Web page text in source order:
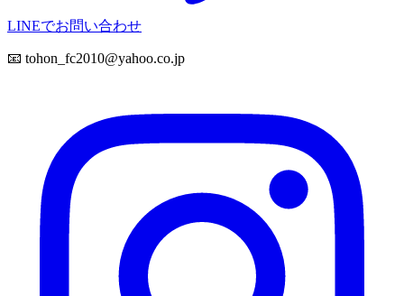
LINEでお問い合わせ
📧 tohon_fc2010@yahoo.co.jp